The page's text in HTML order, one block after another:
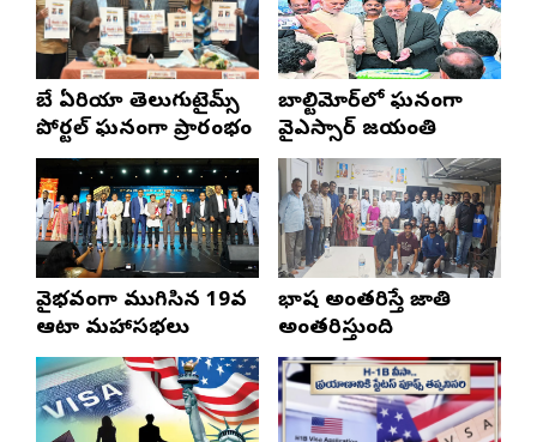
బే ఏరియా తెలుగుటైమ్స్
పోర్టల్ ఘనంగా ప్రారంభం
బాల్టిమోర్‌లో ఘనంగా
వైఎస్సార్‌ జయంతి
వైభవంగా ముగిసిన 19వ
ఆటా మహాసభలు
భాష అంతరిస్తే జాతి
అంతరిస్తుంది